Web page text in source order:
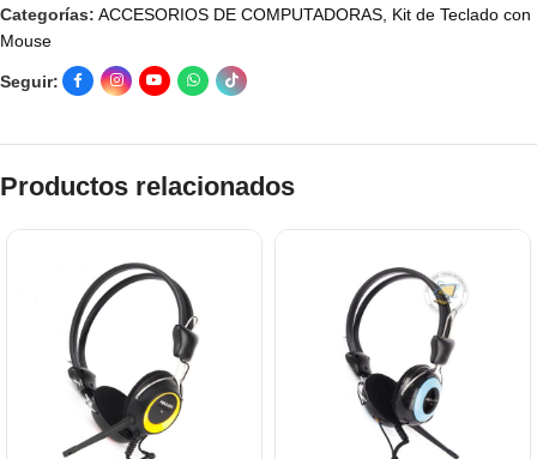
Categorías: ACCESORIOS DE COMPUTADORAS, Kit de Teclado con
Mouse
Seguir:
Productos relacionados